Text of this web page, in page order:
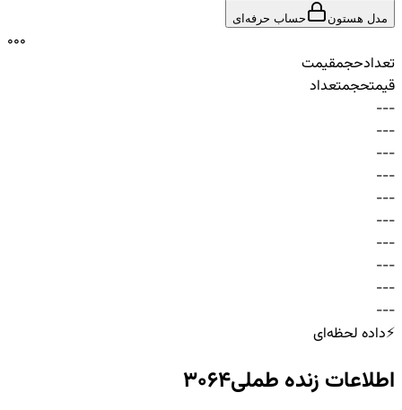
مدل هستون حساب حرفه‌ای
000
تعدادحجمقیمت
قیمتحجمتعداد
-
-
-
-
-
-
-
-
-
-
-
-
-
-
-
-
-
-
-
-
-
-
-
-
-
-
-
-
-
-
⚡داده لحظه‌ای
اطلاعات زنده طملی3064